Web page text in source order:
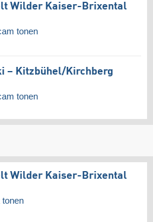
Wilder Kaiser-Brixental
tonen
– Kitzbühel/​Kirchberg
tonen
Wilder Kaiser-Brixental